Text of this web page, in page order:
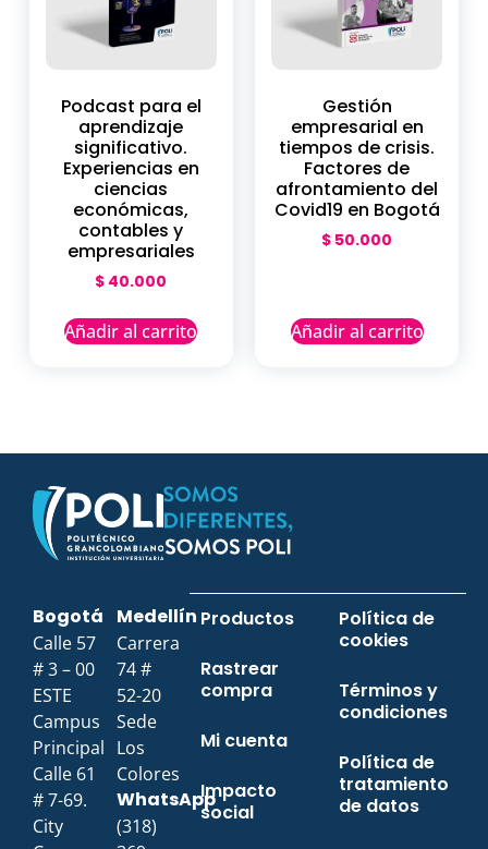
Podcast para el
aprendizaje
significativo.
Experiencias en
ciencias
económicas,
contables y
empresariales
$ 40.000
Añadir al carrito
Gestión
empresarial en
tiempos de crisis.
Factores de
afrontamiento del
Covid19 en Bogotá
$ 50.000
Añadir al carrito
Bogotá
Calle 57
# 3 – 00
ESTE
Campus
Principal
Calle 61
# 7-69.
City
Medellín
Carrera
74 #
52-20
Sede
Los
Colores
WhatsApp
(318)
Productos
Rastrear
compra
Mi cuenta
Impacto
social
Política de
cookies
Términos y
condiciones
Política de
tratamiento
de datos